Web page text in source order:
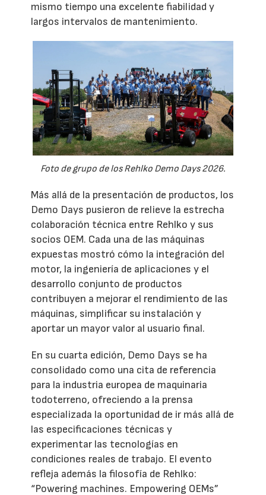
mismo tiempo una excelente fiabilidad y
largos intervalos de mantenimiento.
Foto de grupo de los Rehlko Demo Days 2026.
Más allá de la presentación de productos, los
Demo Days pusieron de relieve la estrecha
colaboración técnica entre Rehlko y sus
socios OEM. Cada una de las máquinas
expuestas mostró cómo la integración del
motor, la ingeniería de aplicaciones y el
desarrollo conjunto de productos
contribuyen a mejorar el rendimiento de las
máquinas, simplificar su instalación y
aportar un mayor valor al usuario final.
En su cuarta edición, Demo Days se ha
consolidado como una cita de referencia
para la industria europea de maquinaria
todoterreno, ofreciendo a la prensa
especializada la oportunidad de ir más allá de
las especificaciones técnicas y
experimentar las tecnologías en
condiciones reales de trabajo. El evento
refleja además la filosofía de Rehlko:
“Powering machines. Empowering OEMs”